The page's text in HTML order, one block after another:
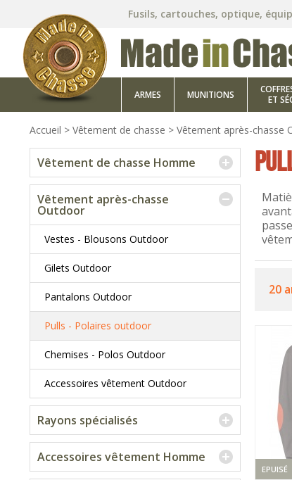
Fusils, cartouches, optique,
ARMES MUNITIONS
ET
Accueil > Vêtement de chasse > Vêtement après-chasse
Vêtement de chasse Homme
Vêtement après-chasse
Outdoor
Vestes - Blousons Outdoor
Gilets Outdoor
Pantalons Outdoor
Pulls - Polaires outdoor
Chemises - Polos Outdoor
Accessoires vêtement Outdoor
Rayons spécialisés
Accessoires vêtement Homme
20
EPUISÉ